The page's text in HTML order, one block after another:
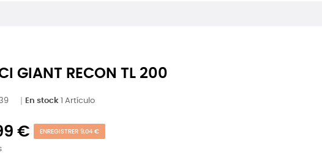
GIANT RECON TL 200
En stock 1 Artículo
€ ENREGISTRER 9,04 €